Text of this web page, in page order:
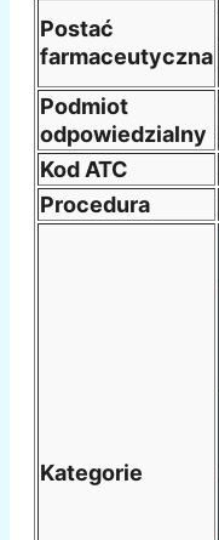
Postać
farmaceutyczna
Podmiot
odpowiedzialny
Kod ATC
Procedura
Kategorie